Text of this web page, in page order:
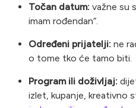
Točan datum: važne su
imam rođendan“.
Određeni prijatelji: ne
o tome tko će tamo biti.
Program ili doživljaj:
izlet, kupanje, kreativno